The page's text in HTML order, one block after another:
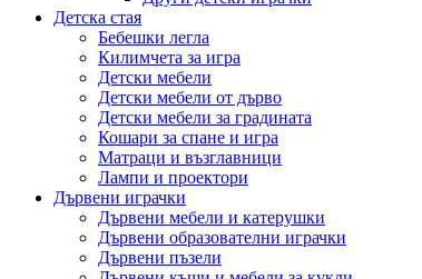
Детска стая
Бебешки легла
Килимчета за игра
Детски мебели
Детски мебели от дърво
Детски мебели за градината
Кошари за спане и игра
Матраци и възглавници
Лампи и проектори
Дървени играчки
Дървени мебели и катерушки
Дървени образователни играчки
Дървени пъзели